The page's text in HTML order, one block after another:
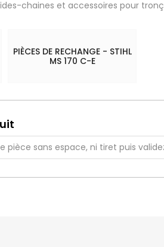
chaines et accessoires pour
PIÈCES DE RECHANGE - STIHL
MS 170 C-E